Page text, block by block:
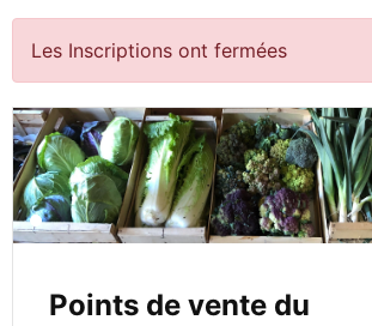
Les Inscriptions ont fermées
Points de vente du